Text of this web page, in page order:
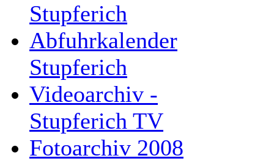
Stupferich
Abfuhrkalender
Stupferich
Videoarchiv -
Stupferich TV
Fotoarchiv 2008